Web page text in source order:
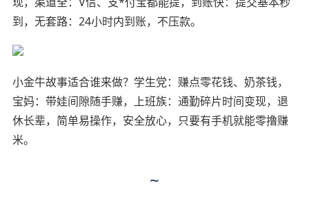
到，无套路：24小时内到账，不压款。
小金牛故事适合谁来做？学生党：赚点零花钱、奶茶钱，
宝妈：带娃间隙随手赚，上班族：通勤碎片时间变现，退
休长辈，简单易操作，安全放心，只要有手机就能零撸赚
米。
~